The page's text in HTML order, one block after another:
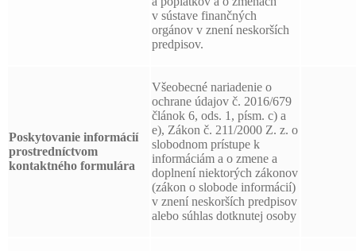
v sústave finančných
orgánov v znení neskorších
predpisov.
Poskytovanie informácií
prostredníctvom
kontaktného formulára
Všeobecné nariadenie o
ochrane údajov č. 2016/679
článok 6, ods. 1, písm. c) a
e), Zákon č. 211/2000 Z. z. o
slobodnom prístupe k
informáciám a o zmene a
doplnení niektorých zákonov
(zákon o slobode informácií)
v znení neskorších predpisov
alebo súhlas dotknutej osoby